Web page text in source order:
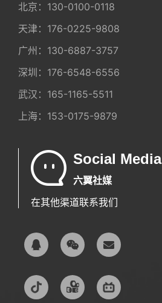
北京： 130-0100-0118
天津： 176-0225-9808
广州： 130-6887-3757
深圳： 176-6548-6556
武汉： 165-1165-5511
上海： 153-0175-9879
Social Media
六翼社媒
在其他渠道联系我们